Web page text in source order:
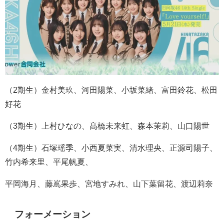
（2期生）金村美玖、河田陽菜、小坂菜緒、富田鈴花、松田
好花
（3期生）上村ひなの、髙橋未来虹、森本茉莉、山口陽世
（4期生）石塚瑶季、小西夏菜実、清水理央、正源司陽子、
竹内希来里、平尾帆夏、
平岡海月、藤嶌果歩、宮地すみれ、山下葉留花、渡辺莉奈
フォーメーション